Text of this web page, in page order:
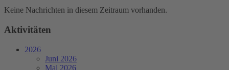
Keine Nachrichten in diesem Zeitraum vorhanden.
Aktivitäten
2026
Juni 2026
Mai 2026